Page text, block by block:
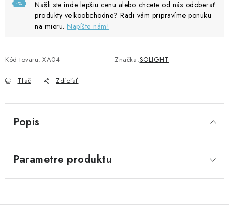
Našli ste inde lepšiu cenu alebo chcete od nás odoberať
produkty veľkoobchodne? Radi vám pripravíme ponuku
na mieru. Napíšte nám!
Kód tovaru: XA04 Značka:SOLIGHT
Tlač Zdieľať
Popis
Parametre produktu